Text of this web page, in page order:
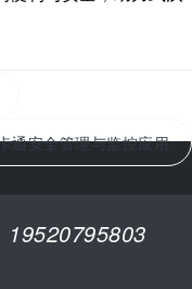
通安全管理与监控应用
19520795803